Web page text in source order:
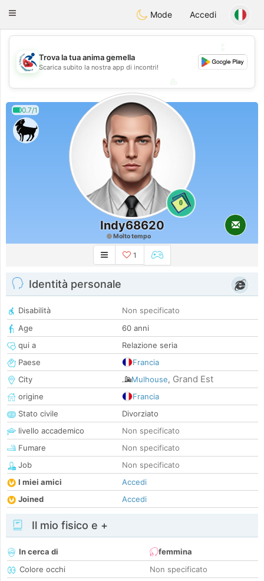
Handi Space
Toggle
Mode Accedi
💕
Trova la tua anima gemella
Scarica subito la nostra app di incontri!
0.7/1
0
Indy68620
Molto tempo
1
Identità personale
Disabilità
Non specificato
Age
60 anni
qui a
Relazione seria
Paese
Francia
City
Mulhouse, Grand Est
origine
Francia
Stato civile
Divorziato
livello accademico
Non specificato
Fumare
Non specificato
Job
Non specificato
I miei amici
Accedi
Joined
Accedi
Il mio fisico e +
In cerca di
femmina
Colore occhi
Non specificato